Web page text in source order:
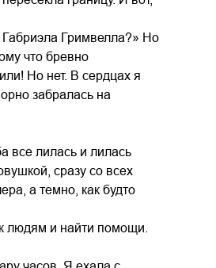
Гримвелла?» Но
что бревно
Но нет. В сердцах я
забралась на
все лилась и лилась
сразу со всех
а темно, как будто
людям и найти помощи.